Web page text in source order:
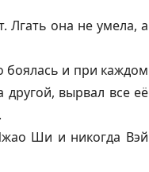
Лгать она не умела, а
боялась и при каждом
другой, вырвал все её
Ши и никогда Вэй